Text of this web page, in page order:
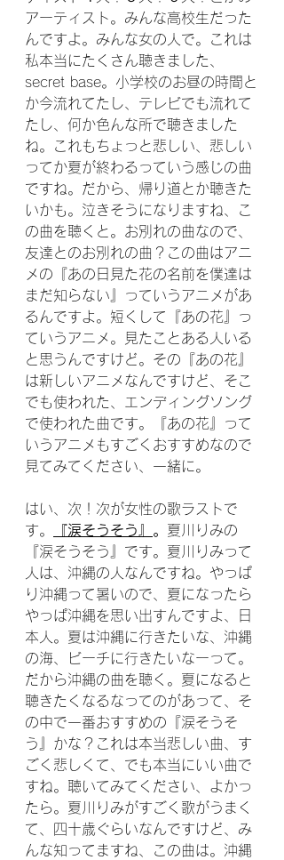
アーティスト。みんな高校生だった
んですよ。みんな女の人で。これは
私本当にたくさん聴きました、
secret base。小学校のお昼の時間と
か今流れてたし、テレビでも流れて
たし、何か色んな所で聴きました
ね。これもちょっと悲しい、悲しい
ってか夏が終わるっていう感じの曲
ですね。だから、帰り道とか聴きた
いかも。泣きそうになりますね、こ
の曲を聴くと。お別れの曲なので、
友達とのお別れの曲？この曲はアニ
メの『あの日見た花の名前を僕達は
まだ知らない』っていうアニメがあ
るんですよ。短くして『あの花』っ
ていうアニメ。見たことある人いる
と思うんですけど。その『あの花』
は新しいアニメなんですけど、そこ
でも使われた、エンディングソング
で使われた曲です。『あの花』って
いうアニメもすごくおすすめなので
見てみてください、一緒に。
はい、次！次が女性の歌ラストで
す。
『涙そうそう』 。
夏川りみの
『涙そうそう』です。夏川りみって
人は、沖縄の人なんですね。やっぱ
り沖縄って暑いので、夏になったら
やっぱ沖縄を思い出すんですよ、日
本人。夏は沖縄に行きたいな、沖縄
の海、ビーチに行きたいなーって。
だから沖縄の曲を聴く。夏になると
聴きたくなるなってのがあって、そ
の中で一番おすすめの『涙そうそ
う』かな？これは本当悲しい曲、す
ごく悲しくて、でも本当にいい曲で
すね。聴いてみてください、よかっ
たら。夏川りみがすごく歌がうまく
て、四十歳ぐらいなんですけど、み
んな知ってますね、この曲は。沖縄